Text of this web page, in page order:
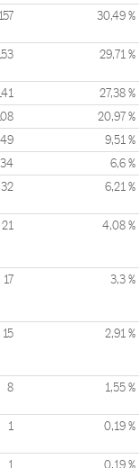
157 30,49 %
29,71 %
27,38 %
20,97 %
49 9,51 %
34 6,6 %
32 6,21 %
21 4,08 %
17 3,3 %
15 2,91 %
8 1,55 %
1 0,19 %
1 0,19 %